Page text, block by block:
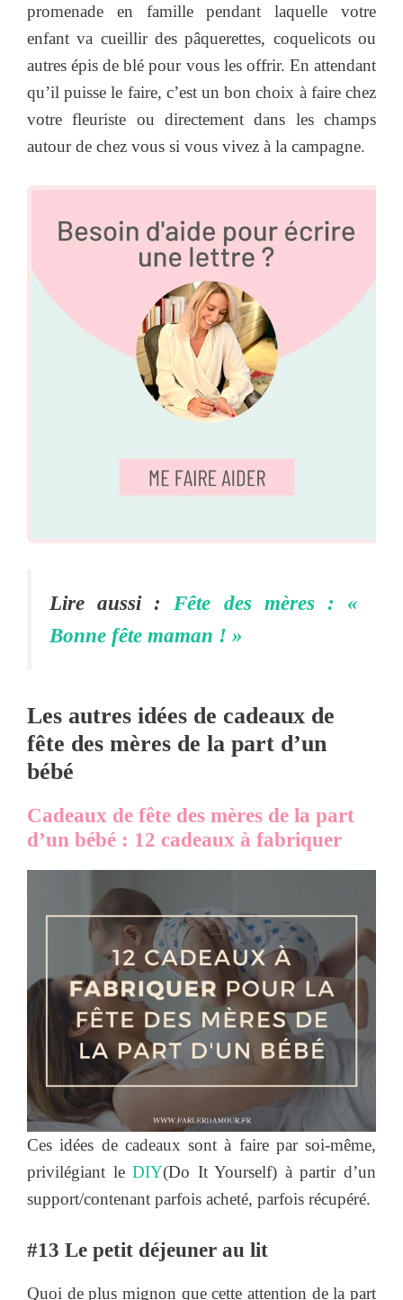
promenade en famille pendant laquelle votre
enfant va cueillir des pâquerettes, coquelicots ou
autres épis de blé pour vous les offrir. En attendant
qu’il puisse le faire, c’est un bon choix à faire chez
votre fleuriste ou directement dans les champs
autour de chez vous si vous vivez à la campagne.
Lire aussi :Fête des mères : «
Bonne fête maman ! »
Les autres idées de cadeaux de
fête des mères de la part d’un
bébé
Cadeaux de fête des mères de la part
d’un bébé : 12 cadeaux à fabriquer
Ces idées de cadeaux sont à faire par soi-même,
privilégiant leDIY(Do It Yourself) à partir d’un
support/contenant parfois acheté, parfois récupéré.
#13 Le petit déjeuner au lit
Quoi de plus mignon que cette attention de la part